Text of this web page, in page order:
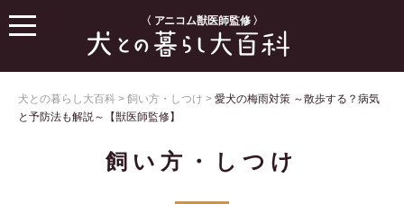
〈 アニコム獣医師監修 〉
犬との暮らし大百科 > 飼い方・しつけ > 愛犬の梅雨対策 ～散歩する？病気
と予防法も解説～【獣医師監修】
飼い方・しつけ